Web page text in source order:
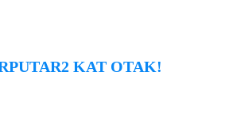
KAT OTAK!